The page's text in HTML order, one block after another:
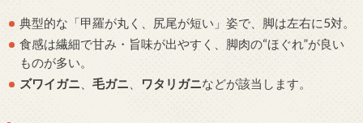
典型的な「甲羅が丸く、尻尾が短い」姿で、脚は左右に5対。
食感は繊細で甘み・旨味が出やすく、脚肉の“ほぐれ”が良い
ものが多い。
ズワイガニ 、毛ガニ ワタリガニなどが該当します。